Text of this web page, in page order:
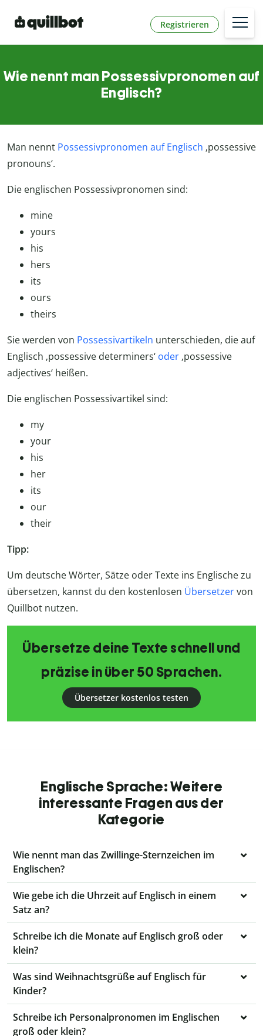
Registrieren
Wie nennt man Possessivpronomen auf
Englisch?
Man nennt Possessivpronomen auf Englisch ‚possessive
pronouns‘.
Die englischen Possessivpronomen sind:
mine
yours
his
hers
its
ours
theirs
Sie werden von Possessivartikeln unterschieden, die auf
Englisch ‚possessive determiners‘ oder ‚possessive
adjectives‘ heißen.
Die englischen Possessivartikel sind:
my
your
his
her
its
our
their
Tipp:
Um deutsche Wörter, Sätze oder Texte ins Englische zu
übersetzen, kannst du den kostenlosen Übersetzervon
Quillbot nutzen.
Übersetze deine Texte schnell und
präzise in über 50 Sprachen.
Übersetzer kostenlos testen
Englische Sprache: Weitere
interessante Fragen aus der
Kategorie
Wie nennt man das Zwillinge-Sternzeichen im
Englischen?
Wie gebe ich die Uhrzeit auf Englisch in einem
Satz an?
Schreibe ich die Monate auf Englisch groß oder
klein?
Was sind Weihnachtsgrüße auf Englisch für
Kinder?
Schreibe ich Personalpronomen im Englischen
groß oder klein?